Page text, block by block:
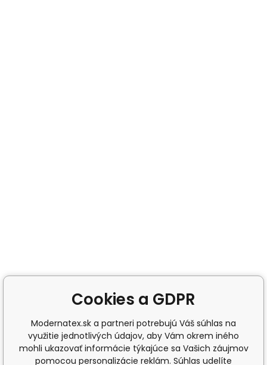
Cookies a GDPR
Modernatex.sk a partneri potrebujú Váš súhlas na
využitie jednotlivých údajov, aby Vám okrem iného
mohli ukazovať informácie týkajúce sa Vašich záujmov
pomocou personalizácie reklám. Súhlas udelíte